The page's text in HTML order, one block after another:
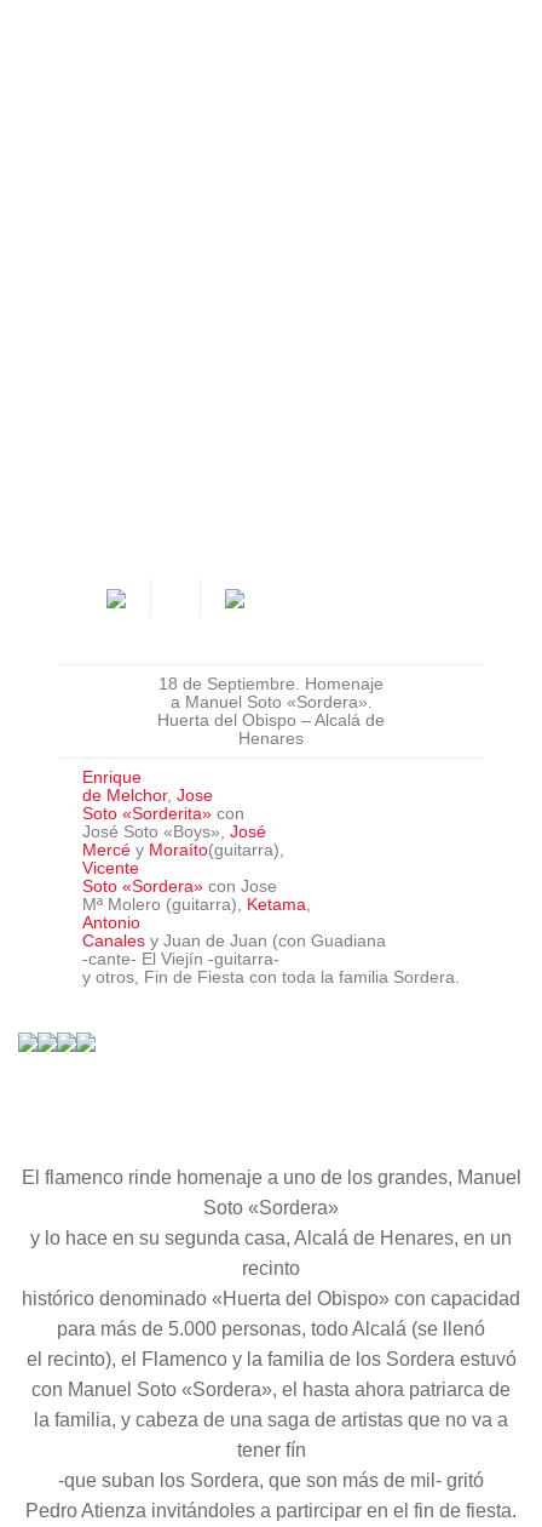
18 de Septiembre. Homenaje
a Manuel Soto «Sordera».
Huerta del Obispo – Alcalá de
Henares
Enrique
de Melchor, Jose
Soto «Sorderita» con
José Soto «Boys», José
Mercé y Moraíto(guitarra),
Vicente
Soto «Sordera» con Jose
Mª Molero (guitarra), Ketama,
Antonio
Canales y Juan de Juan (con Guadiana
-cante- El Viejín -guitarra-
y otros, Fin de Fiesta con toda la familia Sordera.
El flamenco rinde homenaje a uno de los grandes, Manuel
Soto «Sordera»
y lo hace en su segunda casa, Alcalá de Henares, en un
recinto
histórico denominado «Huerta del Obispo» con capacidad
para más de 5.000 personas, todo Alcalá (se llenó
el recinto), el Flamenco y la familia de los Sordera estuvó
con Manuel Soto «Sordera», el hasta ahora patriarca de
la familia, y cabeza de una saga de artistas que no va a
tener fín
-que suban los Sordera, que son más de mil- gritó
Pedro Atienza invitándoles a partircipar en el fin de fiesta.